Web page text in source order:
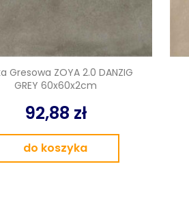
Gresowa ZOYA 2.0 DANZIG
GREY 60x60x2cm
92,88 zł
do koszyka